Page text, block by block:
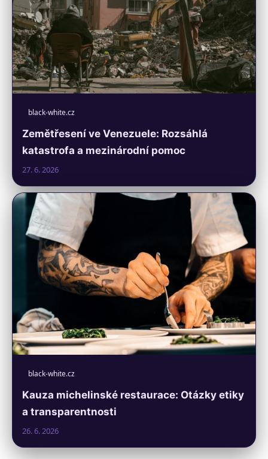
black-white.cz
Zemětřesení ve Venezuele: Rozsáhlá
katastrofa a mezinárodní pomoc
27. 6. 2026
black-white.cz
Kauza michelinské restaurace: Otázky etiky
a transparentnosti
26. 6. 2026